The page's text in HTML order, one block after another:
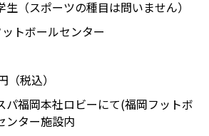
生（スポーツの種目は問いません）
トボールセンター
（税込）
パ福岡本社ロビーにて(福岡フットボ
ンター施設内